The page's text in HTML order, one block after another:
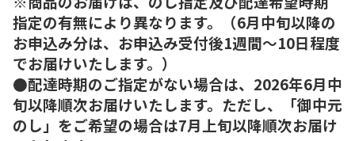
指定の有無により異なります。（6月中旬以降の
お申込み分は、お申込み受付後1週間～10日程度
でお届けいたします。）
●配達時期のご指定がない場合は、2026年6月中
旬以降順次お届けいたします。ただし、「御中元
のし」をご希望の場合は7月上旬以降順次お届け